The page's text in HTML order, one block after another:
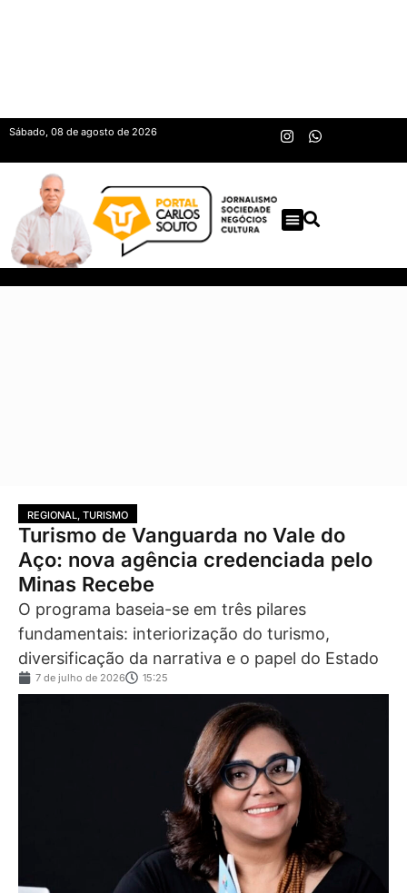
Sábado, 08 de agosto de 2026
REGIONAL, TURISMO
Turismo de Vanguarda no Vale do
Aço: nova agência credenciada pelo
Minas Recebe
O programa baseia-se em três pilares
fundamentais: interiorização do turismo,
diversificação da narrativa e o papel do Estado
7 de julho de 2026 15:25